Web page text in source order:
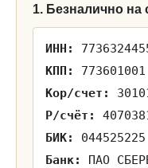
1. Безналично на
ИНН:
КПП:
773601001
Кор/счет:
Р/счёт:
БИК:
044525225
Банк:
ПАО